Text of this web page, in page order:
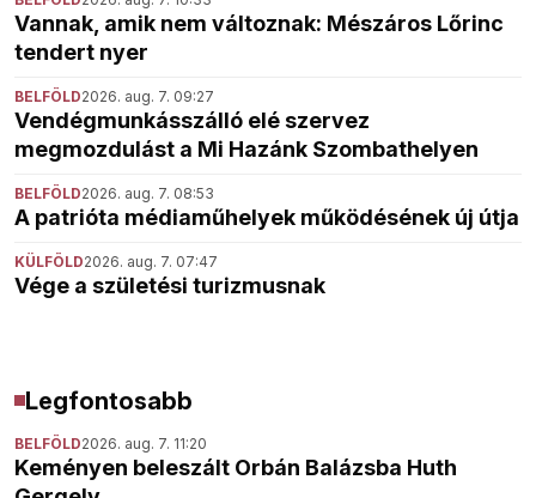
Vannak, amik nem változnak: Mészáros Lőrinc
tendert nyer
BELFÖLD2026. aug. 7. 09:27
Vendégmunkásszálló elé szervez
megmozdulást a Mi Hazánk Szombathelyen
BELFÖLD2026. aug. 7. 08:53
A patrióta médiaműhelyek működésének új útja
KÜLFÖLD2026. aug. 7. 07:47
Vége a születési turizmusnak
Legfontosabb
BELFÖLD2026. aug. 7. 11:20
Keményen beleszált Orbán Balázsba Huth